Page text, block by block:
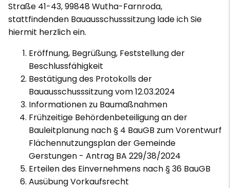
Straße 41-43, 99848 Wutha-Farnroda,
stattfindenden Bauausschusssitzung lade ich Sie
hiermit herzlich ein.
Eröffnung, Begrüßung, Feststellung der
Beschlussfähigkeit
Bestätigung des Protokolls der
Bauausschusssitzung vom 12.03.2024
Informationen zu Baumaßnahmen
Frühzeitige Behördenbeteiligung an der
Bauleitplanung nach § 4 BauGB zum Vorentwurf
Flächennutzungsplan der Gemeinde
Gerstungen - Antrag BA 229/38/2024
Erteilen des Einvernehmens nach § 36 BauGB
Ausübung Vorkaufsrecht